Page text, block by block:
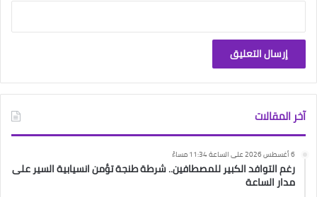
آخر المقالات
6 أغسطس 2026 على الساعة 11:34 مساءً
رغم التوافد الكبير للمصطافين.. شرطة طنجة تؤمن انسيابية السير على
مدار الساعة